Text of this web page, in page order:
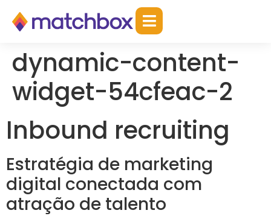
conteúdo
dynamic-content-
widget-54cfeac-2
Inbound recruiting
Estratégia de marketing
digital conectada com
atração de talento